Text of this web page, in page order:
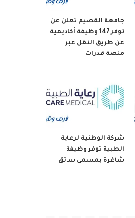
جامعة القصيم تعلن عن
توفر 147 وظيفة أكاديمية
عن طريق النقل عبر
منصة قدرات
شركة الوطنية لرعاية
الطبية توفر وظيفة
شاغرة بمسمى سائق